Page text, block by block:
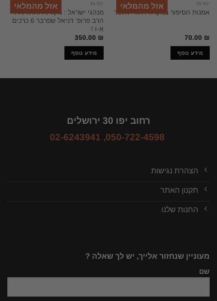
אזל מהמלאי יהדות
אמנות הסיפור במקרא / אורי אלטר
70.00 ₪
מידע נוסף
אזל מהמלאי יהדות
מנהגי ישראל : מקורות ותולדות /
הרב פרופ' דניאל שפרבר 6 כרכים
א-ו !
350.00 ₪
מידע נוסף
רחוב יפו 30 ירושלים
050-722-4598
,
02-6243941
הצהרת נגישות
תקנון האתר
החנות שלנו
מעוניין שנחזור אלייך, יש לך שאלה ?
שם